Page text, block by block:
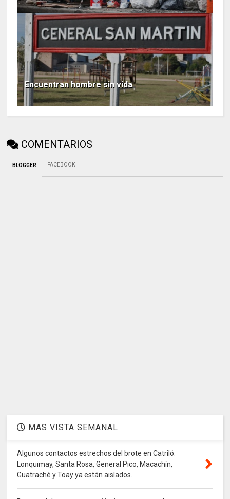
Encuentran hombre sin vida
COMENTARIOS
BLOGGER FACEBOOK
MAS VISTA SEMANAL
Algunos contactos estrechos del brote en Catriló:
Lonquimay, Santa Rosa, General Pico, Macachín,
Guatraché y Toay ya están aislados.